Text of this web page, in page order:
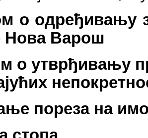
о одређивању
Нова Варош
о утврђивању
пореза на